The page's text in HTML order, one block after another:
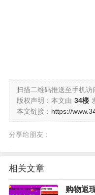
扫描二维码推送至手机访
版权声明：本文由 34楼
本文链接： https://
分享给朋友：
相关文章
购物返